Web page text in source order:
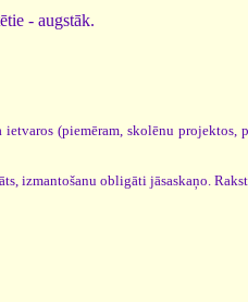
- augstāk.
(piemēram, skolēnu projektos,
izmantošanu obligāti jāsaskaņo.